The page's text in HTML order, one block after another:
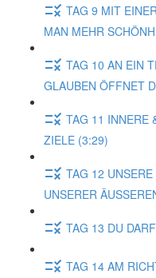
TAG 9 MIT
MAN MEHR
TAG 10 AN EIN
GLAUBEN ÖFFNET
TAG 11 INNERE
ZIELE (3:29)
TAG 12
UNSERER
TAG 13 DU
TAG 14 AM